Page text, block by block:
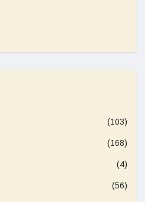
(103)
(168)
(4)
(56)